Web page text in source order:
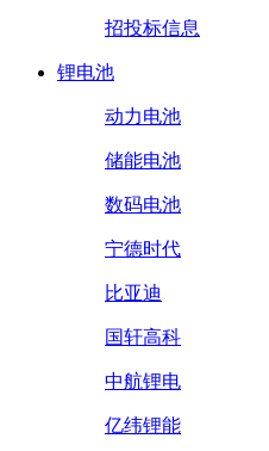
招投标信息
锂电池
动力电池
储能电池
数码电池
宁德时代
比亚迪
国轩高科
中航锂电
亿纬锂能